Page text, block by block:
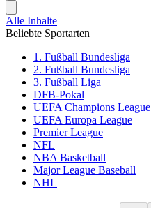
Alle Inhalte
Beliebte Sportarten
1. Fußball Bundesliga
2. Fußball Bundesliga
3. Fußball Liga
DFB-Pokal
UEFA Champions League
UEFA Europa League
Premier League
NFL
NBA Basketball
Major League Baseball
NHL